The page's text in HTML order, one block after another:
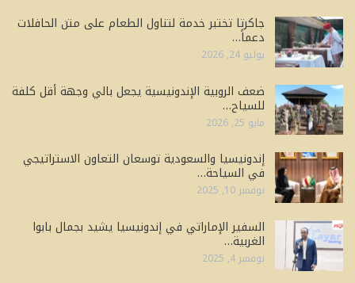
جاكرتا تختبر خدمة لتناول الطعام على متن الحافلات
دعماً…
يوليو 24, 2026
ضعف الروبية الإندونيسية يجعل بالي وجهة أقل كلفة
للسياح…
مايو 25, 2026
إندونيسيا والسعودية توسعان التعاون الاستراتيجي
في السياحة…
نوفمبر 10, 2025
السفير الإماراتي في إندونيسيا يشيد بجمال بابوا
الغربية…
نوفمبر 4, 2025